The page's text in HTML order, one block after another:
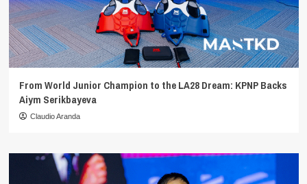
From World Junior Champion to the LA28 Dream: KPNP Backs
Aiym Serikbayeva
Claudio Aranda